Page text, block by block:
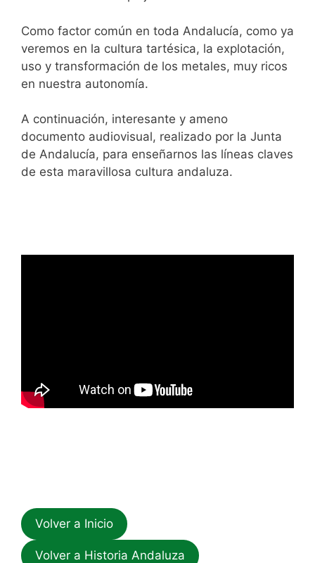
Como factor común en toda Andalucía, como ya
veremos en la cultura tartésica, la explotación,
uso y transformación de los metales, muy ricos
en nuestra autonomía.
A continuación, interesante y ameno
documento audiovisual, realizado por la Junta
de Andalucía, para enseñarnos las líneas claves
de esta maravillosa cultura andaluza.
Volver a Inicio
Volver a Historia Andaluza